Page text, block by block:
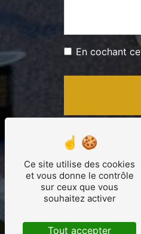
En cochant
** Les données
et ses sous-
de Berre, 43240
consentement à
droits par voie
demandé. Nous
droit de vous
Ce site utilise des cookies
et vous donne le contrôle
sur ceux que vous
souhaitez activer
Tout accepter